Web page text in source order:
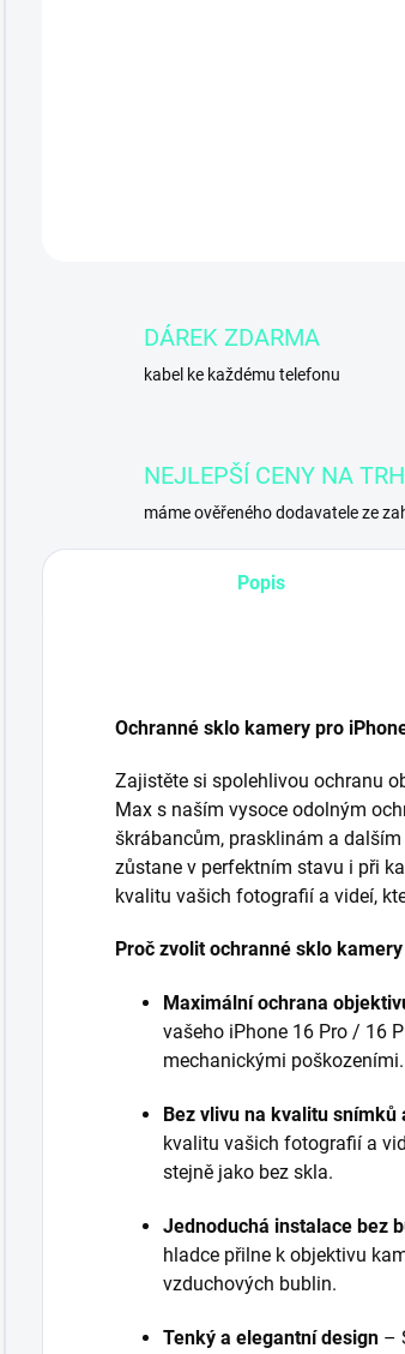
DÁREK ZDARMA
kabel ke každému telefonu
NEJLEPŠÍ CENY NA
máme ověřeného dodavatele ze
Popis
Ochranné sklo kamery pro
Zajistěte si spolehlivou ochranu
Max s naším vysoce odolným
škrábancům, prasklinám a
zůstane v perfektním stavu i při
kvalitu vašich fotografií a videí,
Proč zvolit ochranné sklo
Maximální ochrana
vašeho iPhone 16 Pro / 16
mechanickými
Bez vlivu na kvalitu snímků
kvalitu vašich fotografií a
stejně jako bez skla.
Jednoduchá instalace bez
hladce přilne k objektivu
vzduchových bublin.
Tenký a elegantní design –